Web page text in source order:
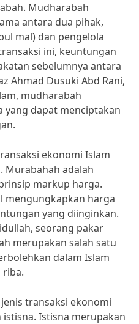
Mudharabah
antara dua pihak,
mal) dan pengelola
ini, keuntungan
sebelumnya antara
Ahmad Dusuki Abd Rani,
mudharabah
yang dapat menciptakan
ekonomi Islam
Murabahah adalah
markup harga.
mengungkapkan harga
yang diinginkan.
seorang pakar
merupakan salah satu
dalam Islam
riba.
transaksi ekonomi
Istisna merupakan